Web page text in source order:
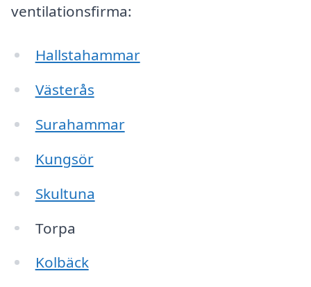
ventilationsfirma:
Hallstahammar
Västerås
Surahammar
Kungsör
Skultuna
Torpa
Kolbäck